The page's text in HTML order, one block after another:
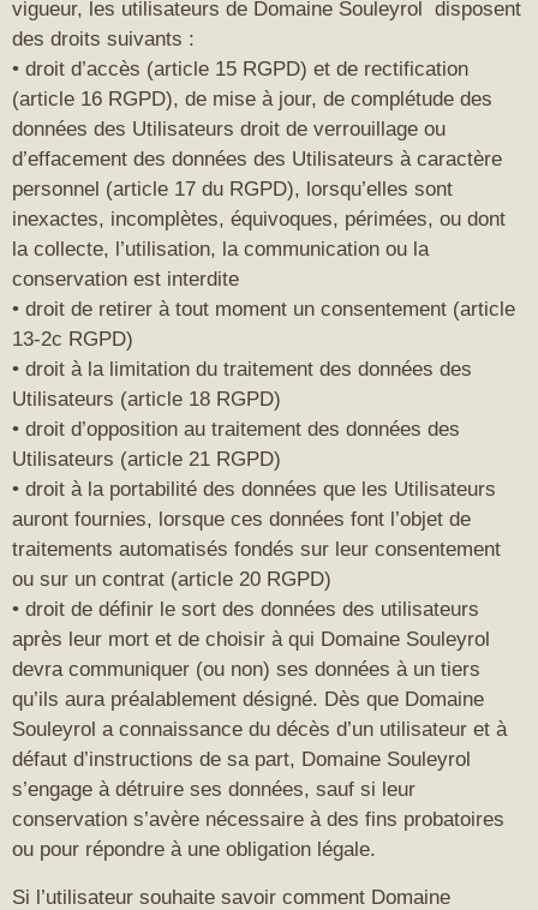
vigueur, les utilisateurs de Domaine Souleyrol disposent
des droits suivants :
• droit d’accès (article 15 RGPD) et de rectification
(article 16 RGPD), de mise à jour, de complétude des
données des Utilisateurs droit de verrouillage ou
d’effacement des données des Utilisateurs à caractère
personnel (article 17 du RGPD), lorsqu’elles sont
inexactes, incomplètes, équivoques, périmées, ou dont
la collecte, l’utilisation, la communication ou la
conservation est interdite
• droit de retirer à tout moment un consentement (article
13-2c RGPD)
• droit à la limitation du traitement des données des
Utilisateurs (article 18 RGPD)
• droit d’opposition au traitement des données des
Utilisateurs (article 21 RGPD)
• droit à la portabilité des données que les Utilisateurs
auront fournies, lorsque ces données font l’objet de
traitements automatisés fondés sur leur consentement
ou sur un contrat (article 20 RGPD)
• droit de définir le sort des données des utilisateurs
après leur mort et de choisir à qui Domaine Souleyrol
devra communiquer (ou non) ses données à un tiers
qu’ils aura préalablement désigné. Dès que Domaine
Souleyrol a connaissance du décès d’un utilisateur et à
défaut d’instructions de sa part, Domaine Souleyrol
s’engage à détruire ses données, sauf si leur
conservation s’avère nécessaire à des fins probatoires
ou pour répondre à une obligation légale.
Si l’utilisateur souhaite savoir comment Domaine